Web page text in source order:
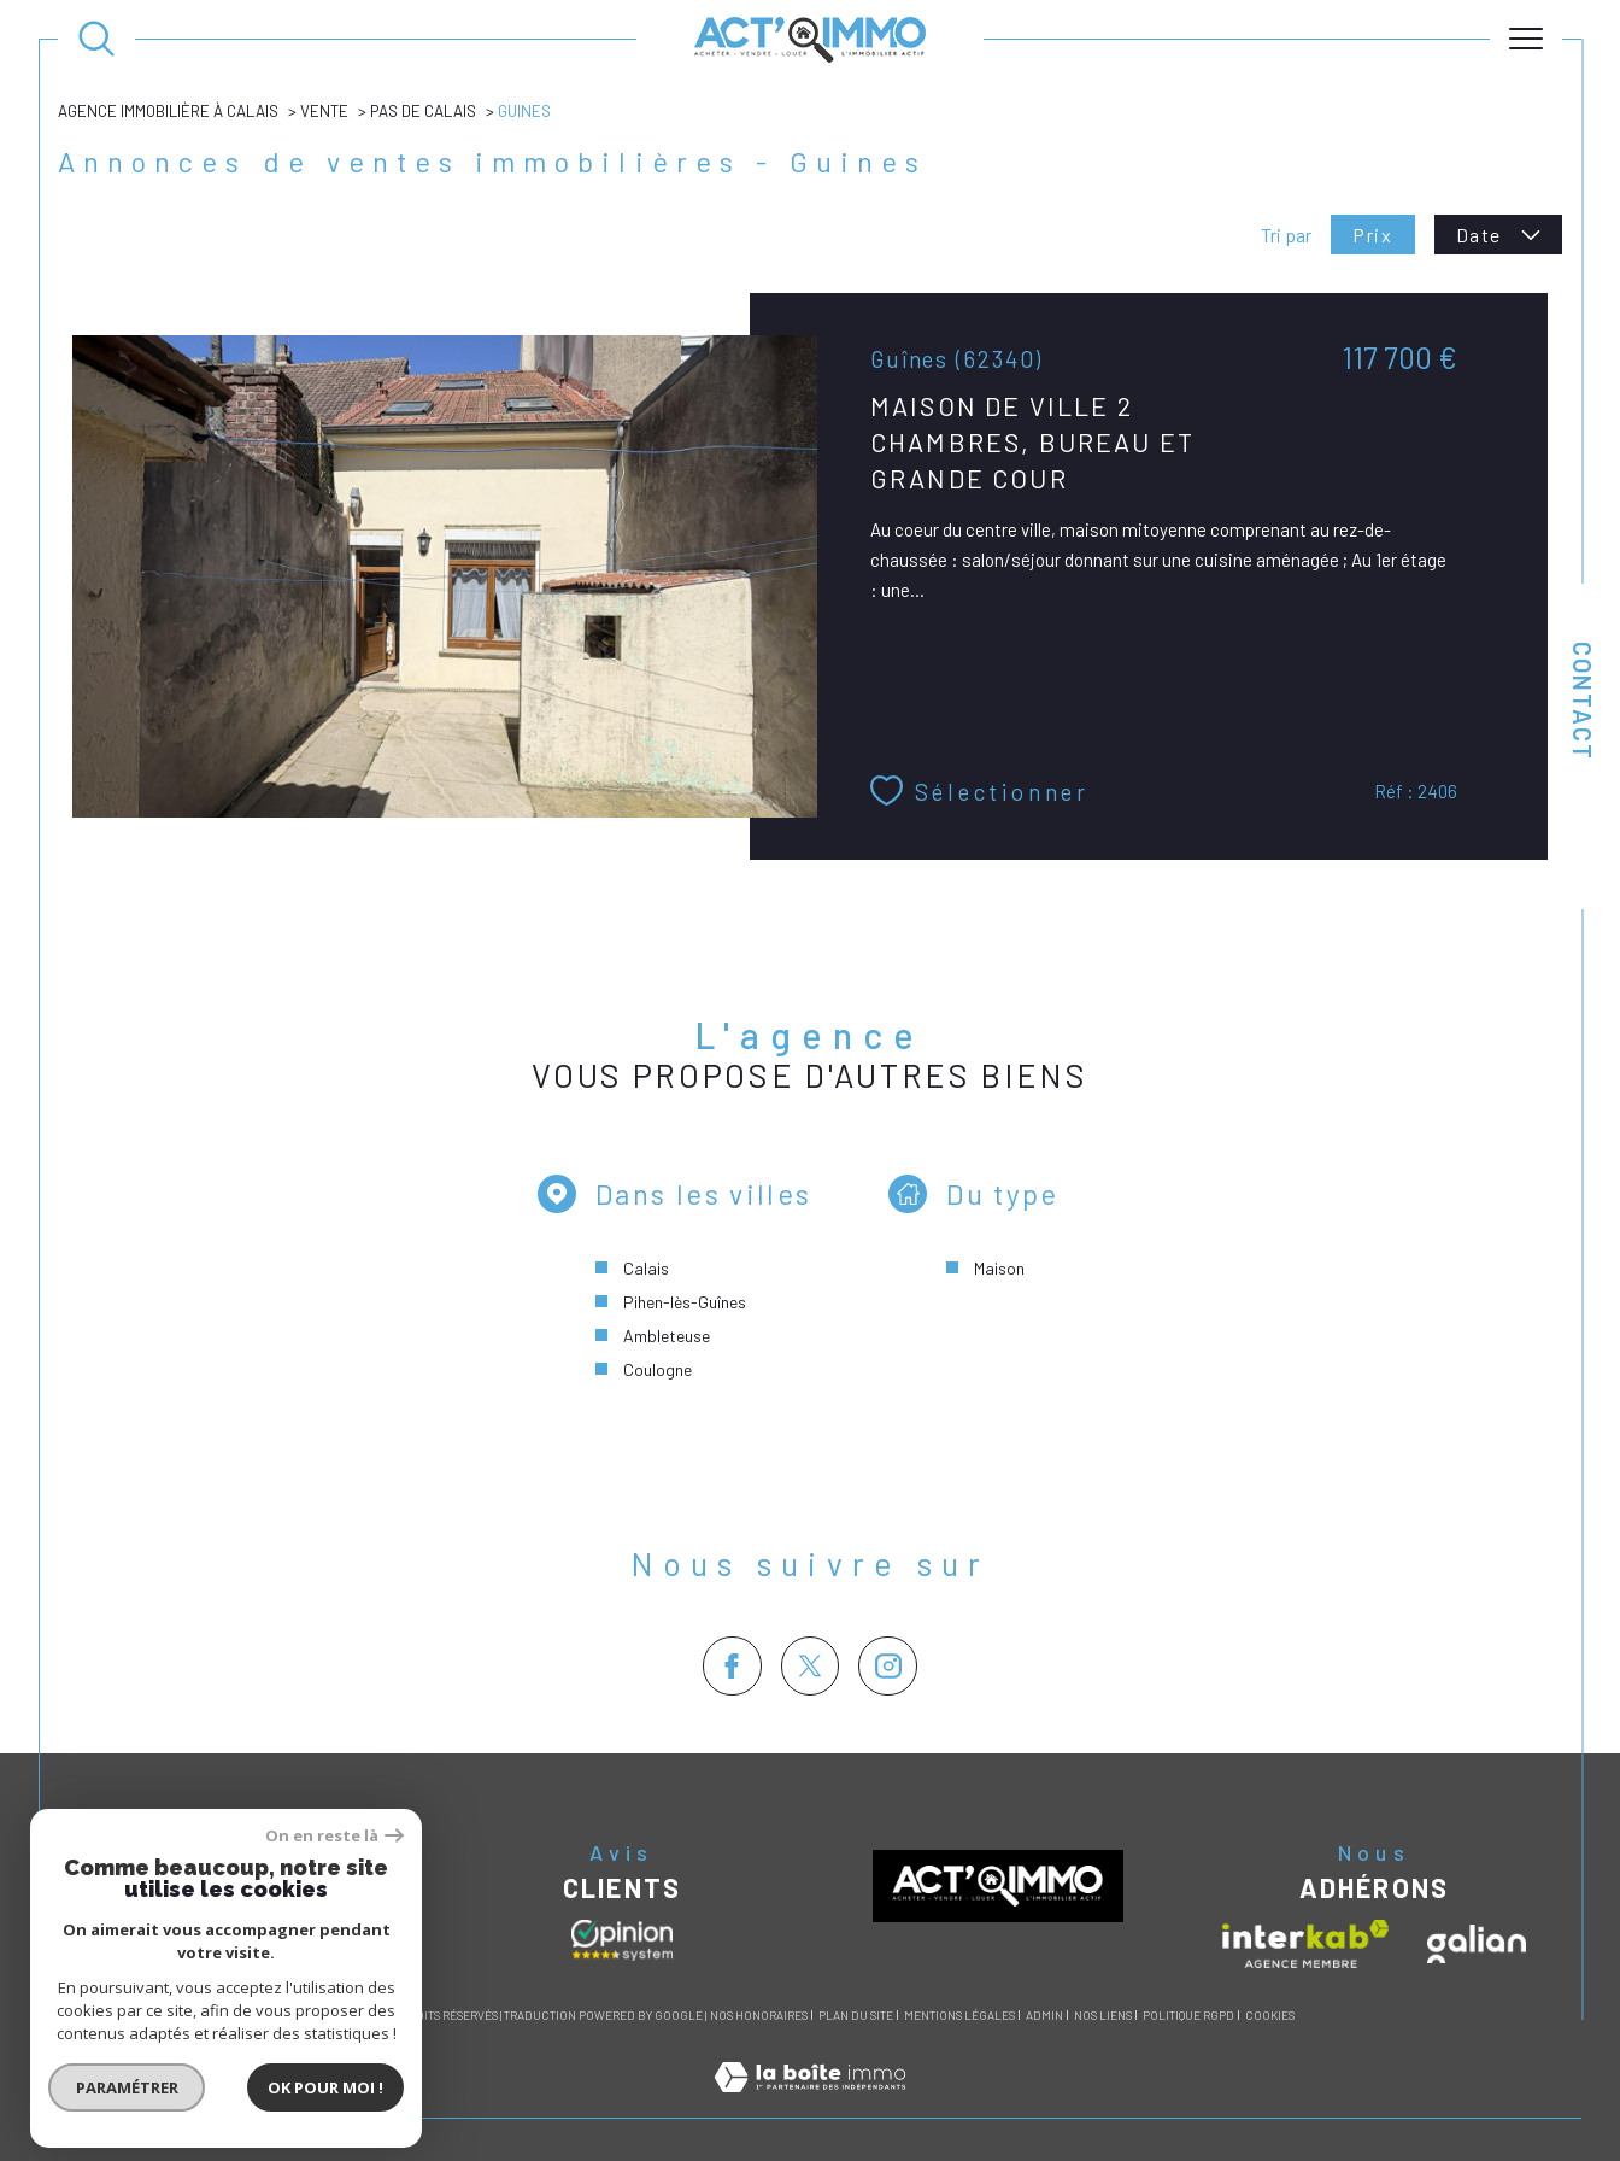
CONTACT
AGENCE IMMOBILIÈRE À CALAIS VENTE PAS DE CALAIS GUINES
Annonces de ventes immobilières - Guines
Tri par Prix Date
Guînes (62340)
MAISON DE VILLE 2
CHAMBRES, BUREAU ET
GRANDE COUR
117 700 €
Au coeur du centre ville, maison mitoyenne comprenant au rez-de-
chaussée : salon/séjour donnant sur une cuisine aménagée ; Au 1er étage
: une...
Sélectionner Réf : 2406
L'agence
VOUS PROPOSE D'AUTRES BIENS
Dans les villes
Calais
Pihen-lès-Guînes
Ambleteuse
Coulogne
Du type
Maison
Nous suivre sur
PROPRIÉTAIRE
se connecter
Avis
CLIENTS
Nous
ADHÉRONS
© 2026 | TOUS DROITS RÉSERVÉS | TRADUCTION POWERED BY GOOGLE | NOS HONORAIRES PLAN DU SITE MENTIONS LÉGALES ADMIN NOS LIENS POLITIQUE RGPD COOKIES
On en reste là
Comme beaucoup, notre site
utilise les cookies
On aimerait vous accompagner pendant
votre visite.
En poursuivant, vous acceptez l'utilisation des
cookies par ce site, afin de vous proposer des
contenus adaptés et réaliser des statistiques !
PARAMÉTRER OK POUR MOI !